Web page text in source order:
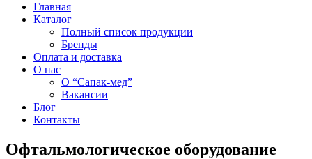
Главная
Каталог
Полный список продукции
Бренды
Оплата и доставка
О нас
О “Сапак-мед”
Вакансии
Блог
Контакты
Офтальмологическое оборудование